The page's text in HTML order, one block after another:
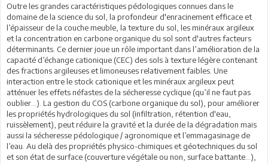
Outre les grandes caractéristiques pédologiques connues dans le
domaine de la science du sol, la profondeur d'enracinement efficace et
l’épaisseur de la couche meuble, la texture du sol, les minéraux argileux
et la concentration en carbone organique du sol sont d'autres facteurs
déterminants. Ce dernier joue un rôle important dans l’amélioration de la
capacité d’échange cationique (CEC) des sols à texture légère contenant
des fractions argileuses et limoneuses relativement faibles. Une
interaction entre le stock cationique et les minéraux argileux peut
atténuer les effets néfastes de la sécheresse cyclique (qu’il ne faut pas
oublier…). La gestion du COS (carbone organique du sol), pour améliorer
les propriétés hydrologiques du sol (infiltration, rétention d'eau,
ruissèlement), peut réduire la gravité et la durée de la dégradation mais
aussi la sécheresse pédologique / agronomique et l’emmagasinage de
l’eau. Au delà des propriétés physico-chimiques et géotechniques du sol
et son état de surface (couverture végétale ou non, surface battante…),